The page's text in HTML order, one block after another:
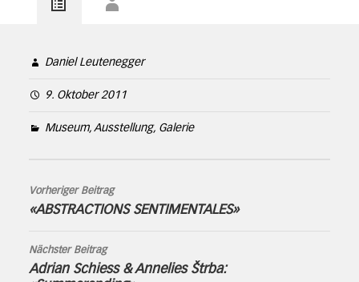
Daniel Leutenegger
9. Oktober 2011
Museum, Ausstellung, Galerie
Vorheriger Beitrag
«ABSTRACTIONS SENTIMENTALES»
Nächster Beitrag
Adrian Schiess & Annelies Štrba: